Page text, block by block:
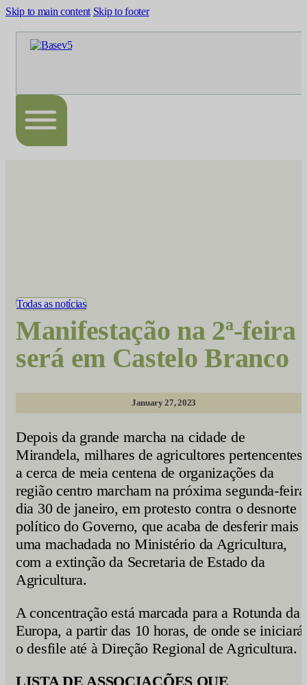
Skip to main content Skip to footer
Todas as notícias
Manifestação na 2ª-feira
será em Castelo Branco
January 27, 2023
Depois da grande marcha na cidade de
Mirandela, milhares de agricultores pertencentes
a cerca de meia centena de organizações da
região centro marcham na próxima segunda-
dia 30 de janeiro, em protesto contra o desnorte
político do Governo, que acaba de desferir mais
uma machadada no Ministério da Agricultura,
com a extinção da Secretaria de Estado da
Agricultura.
A concentração está marcada para a Rotunda da
Europa, a partir das 10 horas, de onde se iniciará
o desfile até à Direção Regional de Agricultura.
LISTA DE ASSOCIAÇÕES QUE